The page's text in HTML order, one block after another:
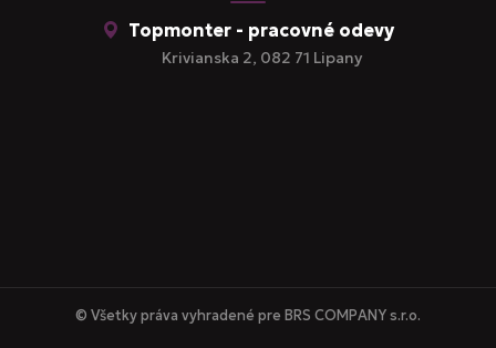
Topmonter - pracovné odevy
Krivianska 2, 082 71 Lipany
© Všetky práva vyhradené pre BRS COMPANY s.r.o.